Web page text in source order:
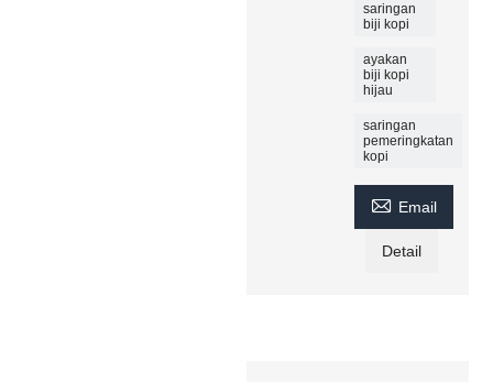
saringan
biji kopi
ayakan
biji kopi
hijau
saringan
pemeringkatan
kopi
 Email
Detail